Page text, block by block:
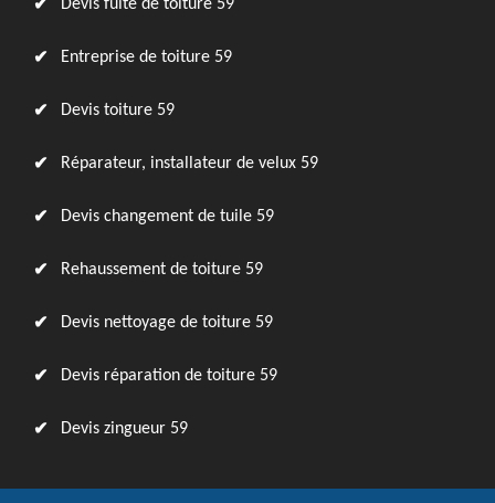
Devis fuite de toiture 59
Entreprise de toiture 59
Devis toiture 59
Réparateur, installateur de velux 59
Devis changement de tuile 59
Rehaussement de toiture 59
Devis nettoyage de toiture 59
Devis réparation de toiture 59
Devis zingueur 59